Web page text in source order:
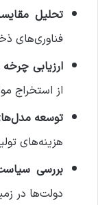
تحلیل
فناوری‌های
ارزیابی
از استخراج
توسعه
هزینه‌های
بررسی
دولت‌ها در